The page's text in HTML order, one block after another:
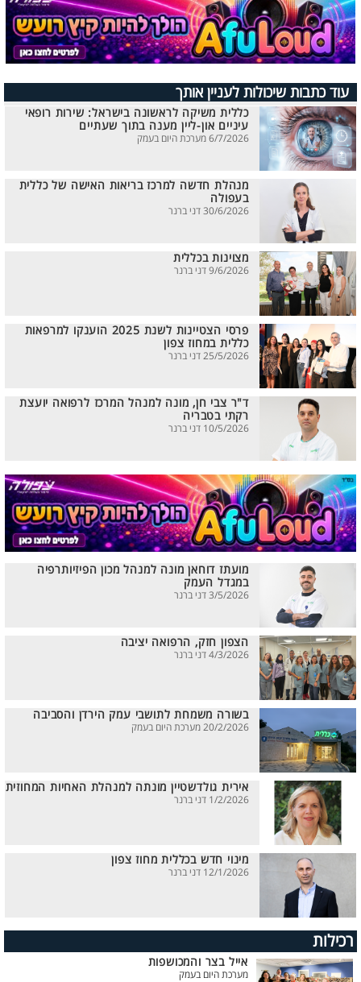
עוד כתבות שיכולות לעניין אותך
כללית משיקה לראשונה בישראל: שירות רופאי
עיניים און-ליין מענה בתוך שעתיים
6/7/2026 מערכת היום בעמק
מנהלת חדשה למרכז בריאות האישה של כללית
בעפולה
30/6/2026 דני ברנר
מצוינות בכללית
9/6/2026 דני ברנר
פרסי הצטיינות לשנת 2025 הוענקו למרפאות
כללית במחוז צפון
25/5/2026 דני ברנר
ד"ר צבי חן, מונה למנהל המרכז לרפואה יועצת
רקתי בטבריה
10/5/2026 דני ברנר
מועתז דוחאן מונה למנהל מכון הפיזיותרפיה
במגדל העמק
3/5/2026 דני ברנר
הצפון חזק, הרפואה יציבה
4/3/2026 דני ברנר
בשורה משמחת לתושבי עמק הירדן והסביבה
20/2/2026 מערכת היום בעמק
אירית גולדשטיין מונתה למנהלת האחיות המחוזית
1/2/2026 דני ברנר
מינוי חדש בכללית מחוז צפון
12/1/2026 דני ברנר
רכילות
אייל בצר והמכושפות
מערכת היום בעמק